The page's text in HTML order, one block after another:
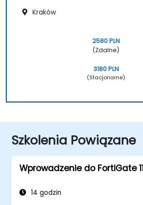
Kraków
2580 PLN
(Zdalne)
3180 PLN
(Stacjonarne)
Szkolenia Powiązane
Wprowadzenie do FortiGate
14 godzin